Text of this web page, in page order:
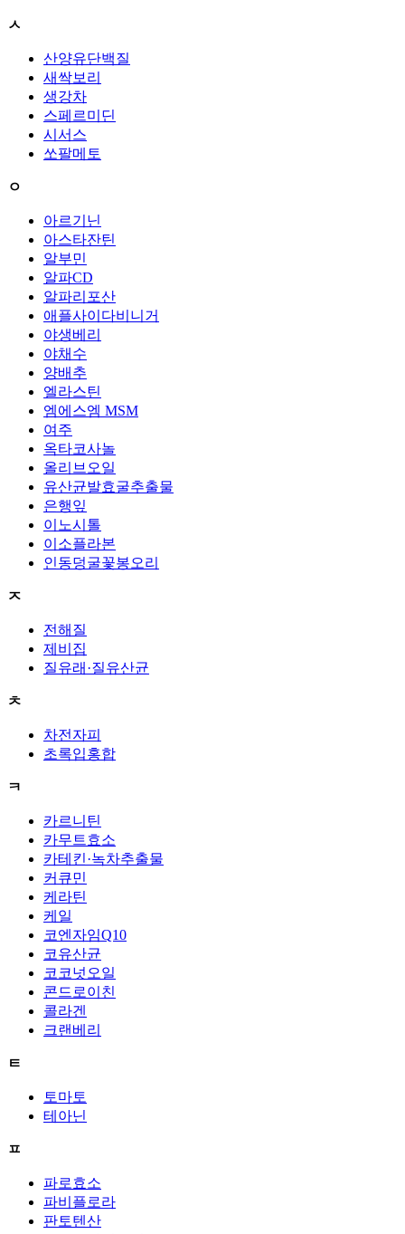
ㅅ
산양유단백질
새싹보리
생강차
스페르미딘
시서스
쏘팔메토
ㅇ
아르기닌
아스타잔틴
알부민
알파CD
알파리포산
애플사이다비니거
야생베리
야채수
양배추
엘라스틴
엠에스엠 MSM
여주
옥타코사놀
올리브오일
유산균발효굴추출물
은행잎
이노시톨
이소플라본
인동덩굴꽃봉오리
ㅈ
전해질
제비집
질유래·질유산균
ㅊ
차전자피
초록입홍합
ㅋ
카르니틴
카무트효소
카테킨·녹차추출물
커큐민
케라틴
케일
코엔자임Q10
코유산균
코코넛오일
콘드로이친
콜라겐
크랜베리
ㅌ
토마토
테아닌
ㅍ
파로효소
파비플로라
판토텐산